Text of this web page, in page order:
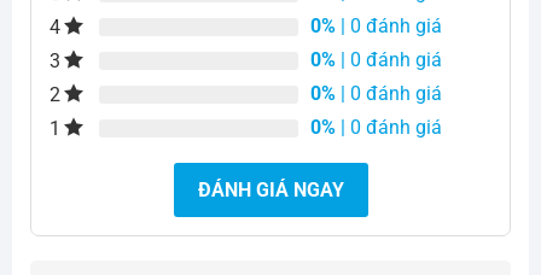
4
0% | 0 đánh giá
3
0% | 0 đánh giá
2
0% | 0 đánh giá
1
0% | 0 đánh giá
ĐÁNH GIÁ NGAY